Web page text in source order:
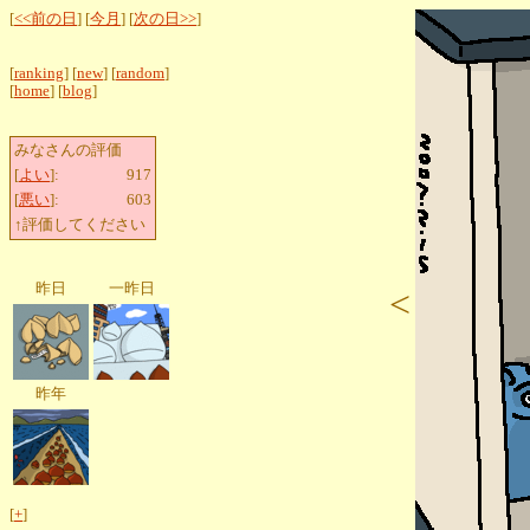
[<<前の日 ] [今月 ] [次の日>>]
[ranking] [new] [random]
[home] [blog]
みなさんの評価
[よい]:
917
[悪い]:
603
↑評価してください
昨日 一昨日
昨年
[+]
<